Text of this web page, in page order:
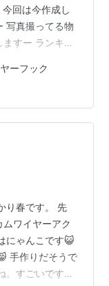
回は今作成し
写真撮ってる物
すー ランキン
ーフック
り春です。 先
ワイヤーアク
にゃんこです😺
手作りだそうで
。すごいです。